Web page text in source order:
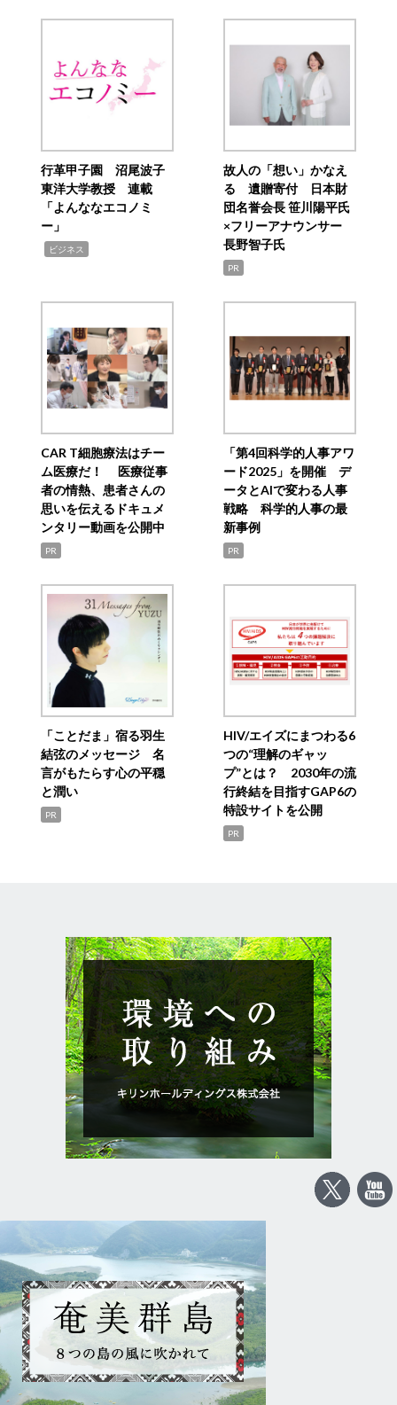
行革甲子園 沼尾波子
東洋大学教授 連載
「よんななエコノミ
ー」
ビジネス
故人の「想い」かなえ
る 遺贈寄付 日本財
団名誉会長 笹川陽平氏
×フリーアナウンサー
長野智子氏
PR
CAR T細胞療法はチー
ム医療だ！ 医療従事
者の情熱、患者さんの
思いを伝えるドキュメ
ンタリー動画を公開中
PR
「第4回科学的人事アワ
ード2025」を開催 デ
ータとAIで変わる人事
戦略 科学的人事の最
新事例
PR
「ことだま」宿る羽生
結弦のメッセージ 名
言がもたらす心の平穏
と潤い
PR
HIV/エイズにまつわる6
つの“理解のギャッ
プ”とは？ 2030年の流
行終結を目指すGAP6の
特設サイトを公開
PR